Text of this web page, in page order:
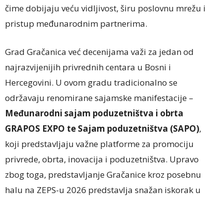
čime dobijaju veću vidljivost, širu poslovnu mrežu i
pristup međunarodnim partnerima.
Grad Gračanica već decenijama važi za jedan od
najrazvijenijih privrednih centara u Bosni i
Hercegovini. U ovom gradu tradicionalno se
održavaju renomirane sajamske manifestacije –
Međunarodni sajam poduzetništva i obrta
GRAPOS EXPO te Sajam poduzetništva (SAPO),
koji predstavljaju važne platforme za promociju
privrede, obrta, inovacija i poduzetništva. Upravo
zbog toga, predstavljanje Gračanice kroz posebnu
halu na ZEPS-u 2026 predstavlja snažan iskorak u